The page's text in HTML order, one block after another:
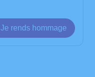
Je rends hommage